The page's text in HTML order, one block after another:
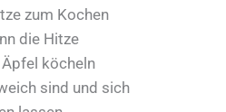
zum Kochen
die Hitze
köcheln
sind und sich